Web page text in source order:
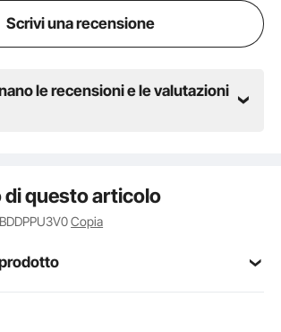
Scrivi una recensione
le recensioni e le valutazioni
questo articolo
Copia